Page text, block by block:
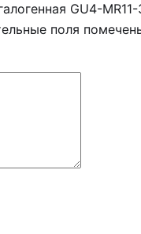
GU4-
поля